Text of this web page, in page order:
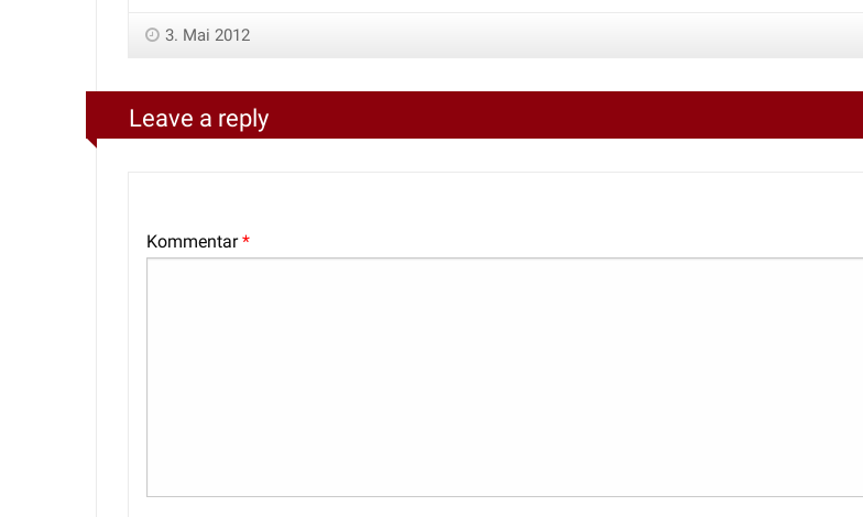
3. Mai 2012
Leave a reply
Kommentar*